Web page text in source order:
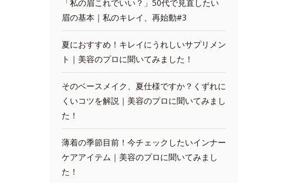
「私の眉これでいい？」50代で見直したい
眉の基本｜私のキレイ、再始動#3
夏におすすめ！キレイにうれしいサプリメン
ト｜美容のプロに聞いてみました！
そのベースメイク、夏仕様ですか？くずれに
くいコツを解説｜美容のプロに聞いてみまし
た！
薄着の季節目前！今チェックしたいインナー
ケアアイテム｜美容のプロに聞いてみまし
た！